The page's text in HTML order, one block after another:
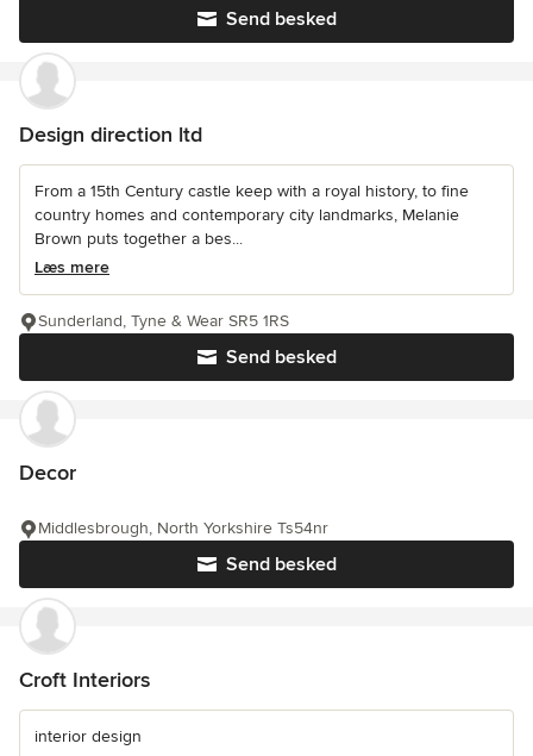
Send besked
Design direction ltd
From a 15th Century castle keep with a royal history, to fine
country homes and contemporary city landmarks, Melanie
Brown puts together a bes...
Læs mere
Send besked
Sunderland, Tyne & Wear SR5 1RS
Decor
Send besked
Middlesbrough, North Yorkshire Ts54nr
Croft Interiors
interior design